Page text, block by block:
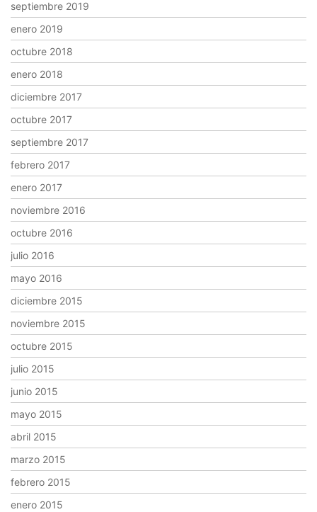
septiembre 2019
enero 2019
octubre 2018
enero 2018
diciembre 2017
octubre 2017
septiembre 2017
febrero 2017
enero 2017
noviembre 2016
octubre 2016
julio 2016
mayo 2016
diciembre 2015
noviembre 2015
octubre 2015
julio 2015
junio 2015
mayo 2015
abril 2015
marzo 2015
febrero 2015
enero 2015